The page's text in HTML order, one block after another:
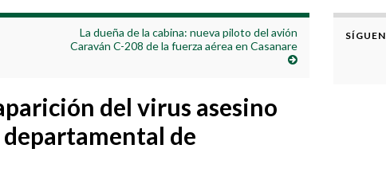
La dueña de la cabina: nueva piloto del avión
Caraván C-208 de la fuerza aérea en Casanare
del virus asesino
de